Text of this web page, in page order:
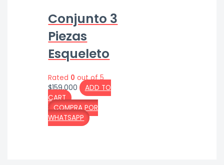
Conjunto 3
Piezas
Esqueleto
Rated 0 out of 5
$159,000
ADD TO
CART
COMPRA POR
WHATSAPP